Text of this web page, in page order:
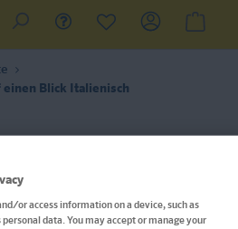
einen Blick Italienisch
or access information on a device, such as
data. You may accept or manage your